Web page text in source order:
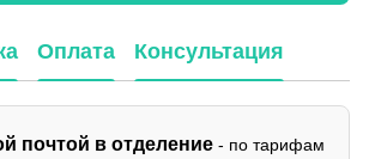
Оплата Консультация
почтой в отделение - по тарифам